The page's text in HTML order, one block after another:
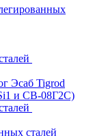
Эсаб Tigrod
и СВ-08Г2С)
сталей